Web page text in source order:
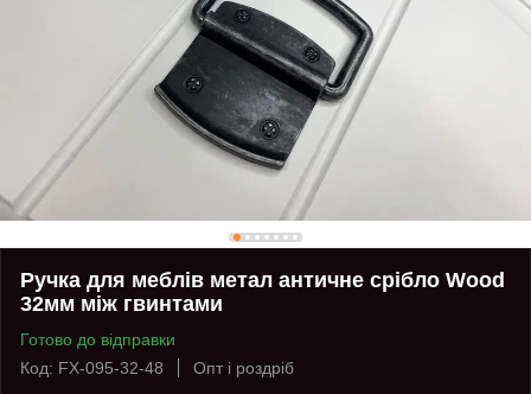
Ручка для меблів метал античне срібло Wood
32мм між гвинтами
Готово до відправки
Код: FX-095-32-48
Опт і роздріб